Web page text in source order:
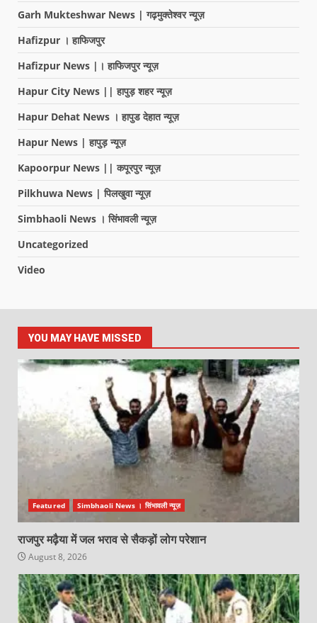
Garh Mukteshwar News | गढ़मुक्तेश्वर न्यूज़
Hafizpur । हाफिजपुर
Hafizpur News |। हाफिजपुर न्यूज़
Hapur City News || हापुड़ शहर न्यूज़
Hapur Dehat News । हापुड देहात न्यूज़
Hapur News | हापुड़ न्यूज़
Kapoorpur News || कपूरपुर न्यूज़
Pilkhuwa News | पिलखुवा न्यूज़
Simbhaoli News । सिंभावली न्यूज़
Uncategorized
Video
YOU MAY HAVE MISSED
Featured Simbhaoli News । सिंभावली न्यूज़
राजपुर मढ़ैया में जल भराव से सैकड़ों लोग परेशान
August 8, 2026